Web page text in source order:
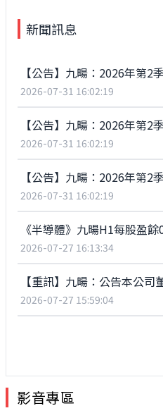
新聞訊息
【公告】九暘：2026年第2
2026-07-31 16:02:19
2026-07-31 16:02:19
【公告】九暘：2026年第2
2026-07-31 16:02:19
《半導體》九暘H1每股盈
2026-07-27 16:13:34
2026-07-27 15:59:04
影音專區